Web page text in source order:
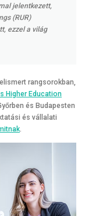
jelentkezett,
(RUR)
ezzel a világ
rangsorokban,
Higher Education
és Budapesten
és vállalati
.